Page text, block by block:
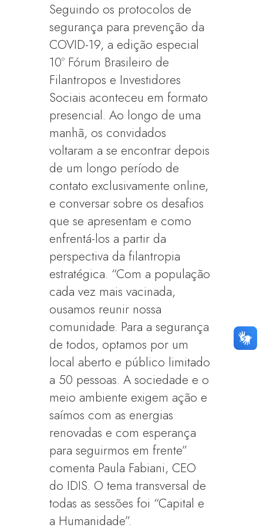
Seguindo os protocolos de
segurança para prevenção da
COVID-19, a edição especial
10º Fórum Brasileiro de
Filantropos e Investidores
Sociais aconteceu em formato
presencial. Ao longo de uma
manhã, os convidados
voltaram a se encontrar depois
de um longo período de
contato exclusivamente online,
e conversar sobre os desafios
que se apresentam e como
enfrentá-los a partir da
perspectiva da filantropia
estratégica. “Com a população
cada vez mais vacinada,
ousamos reunir nossa
comunidade. Para a segurança
de todos, optamos por um
local aberto e público limitado
a 50 pessoas. A sociedade e o
meio ambiente exigem ação e
saímos com as energias
renovadas e com esperança
para seguirmos em frente”
comenta Paula Fabiani, CEO
do IDIS. O tema transversal de
todas as sessões foi “Capital e
a Humanidade”.